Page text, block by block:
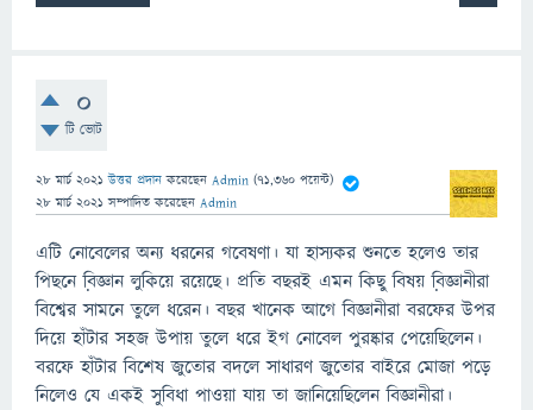
0
টি ভোট
28 মার্চ 2021 উত্তর প্রদান করেছেন Admin (71,360 পয়েন্ট)
28 মার্চ 2021 সম্পাদিত করেছেন Admin
এটি নোবেলের অন্য ধরনের গবেষণা। যা হাস্যকর শুনতে হলেও তার
পিছনে বি়জ্ঞান লুকিয়ে রয়েছে। প্রতি বছরই এমন কিছু বিষয় বি়জ্ঞানীরা
বিশ্বের সামনে তুলে ধরেন। বছর খানেক আগে বিজ্ঞানীরা বরফের উপর
দিয়ে হাঁটার সহজ উপায় তুলে ধরে ইগ নোবেল পুরষ্কার পেয়েছিলেন।
বরফে হাঁটার বিশেষ জুতোর বদলে সাধারণ জুতোর বাইরে মোজা পড়ে
নিলেও যে একই সুবিধা পাওয়া যায় তা জানিয়েছিলেন বিজ্ঞানীরা।